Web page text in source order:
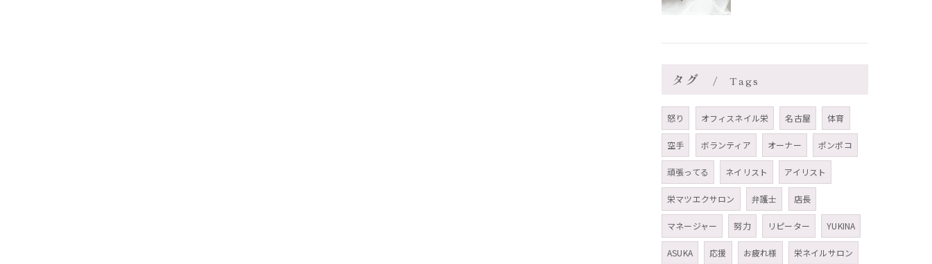
タグ Tags
怒り オフィスネイル栄 名古屋 体育
空手 ボランティア オーナー ポンポコ
頑張ってる ネイリスト アイリスト
栄マツエクサロン 弁護士 店長
マネージャー 努力 リピーター YUKINA
ASUKA 応援 お疲れ様 栄ネイルサロン